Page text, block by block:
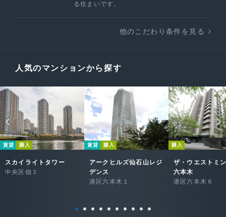
る住まいです。
他のこだわり条件を見る
人気のマンションから探す
賃貸 購入
スカイライトタワー
中央区佃１
賃貸 購入
アークヒルズ仙石山レジ
デンス
港区六本木１
購入
ザ・ウエストミ
六本木
港区六本木６